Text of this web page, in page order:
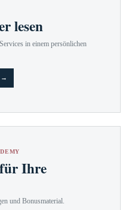
lesen
in einem persönlichen
→
Ihre
und Bonusmaterial.